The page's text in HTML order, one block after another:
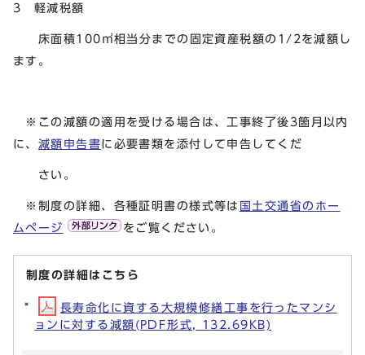
3 軽減税額
床面積100㎡相当分までの固定資産税額の1/2を減額し
ます。
※この減額の適用を受ける場合は、工事終了後3箇月以内
に、 減額申告書に必要書類を添付して申告してくだ
さい。
※制度の詳細、各種証明書の様式等は 国土交通省のホー
ムページ
をご覧ください。
制度の詳細はこちら
長寿命化に資する大規模修繕工事を行ったマンシ
ョンに対する減額(PDF形式, 132.69KB)